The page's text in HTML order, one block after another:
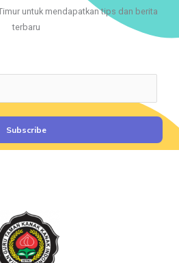
untuk mendapatkan tips dan berita
terbaru
Subscribe